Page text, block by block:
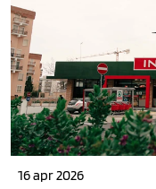
16 apr 2026